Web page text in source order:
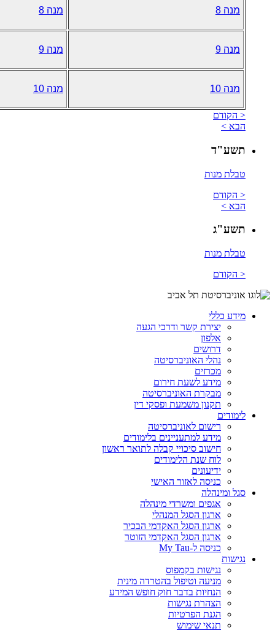
מנה 8 מנה 8
מנה 9 מנה 9
מנה 10 מנה 10
< הקודם
הבא >
תשע"ד
טבלת מנות
< הקודם
הבא >
תשע"ג
טבלת מנות
< הקודם
מידע כללי
יצירת קשר ודרכי הגעה
אלפון
דרושים
נהלי האוניברסיטה
מכרזים
מידע לשעת חירום
מבקרת האוניברסיטה
תקנון משמעת ופסקי דין
לימודים
רישום לאוניברסיטה
מידע למתעניינים בלימודים
חישוב סיכויי קבלה לתואר ראשון
לוח שנת הלימודים
ידיעונים
כניסה לאזור האישי
סגל ומינהלה
אגפים ומשרדי מינהלה
ארגון הסגל המנהלי
ארגון הסגל האקדמי הבכיר
ארגון הסגל האקדמי הזוטר
כניסה ל-My Tau
נגישות
נגישות בקמפוס
מניעה וטיפול בהטרדה מינית
הנחיות בדבר חוק חופש המידע
הצהרת נגישות
הגנת הפרטיות
תנאי שימוש